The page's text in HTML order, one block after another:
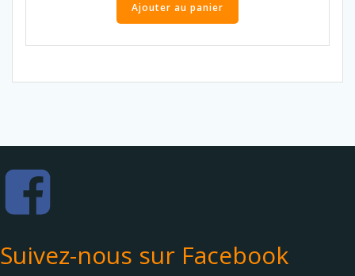
Ajouter au panier
Suivez-nous sur Facebook